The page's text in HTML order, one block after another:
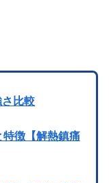
比較
徴【解熱鎮痛